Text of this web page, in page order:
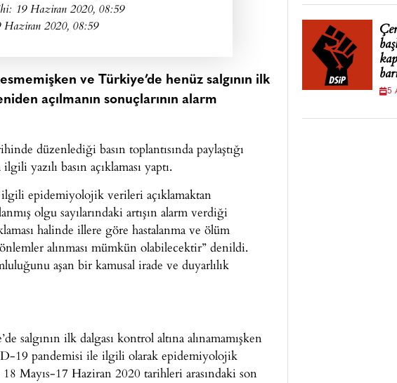
19 Haziran 2020, 08:59
2020, 08:59
ve Türkiye’de henüz salgının ilk
açılmanın sonuçlarının alarm
düzenlediği basın toplantısında paylaştığı
yazılı basın açıklaması yaptı.
ilgili epidemiyolojik verileri açıklamaktan
olgu sayılarındaki artışın alarm verdiği
halinde illere göre hastalanma ve ölüm
önlemler alınması mümkün olabilecektir” denildi.
aşan bir kamusal irade ve duyarlılık
salgının ilk dalgası kontrol altına alınamamışken
19 pandemisi ile ilgili olarak epidemiyolojik
Mayıs-17 Haziran 2020 tarihleri arasındaki son
5